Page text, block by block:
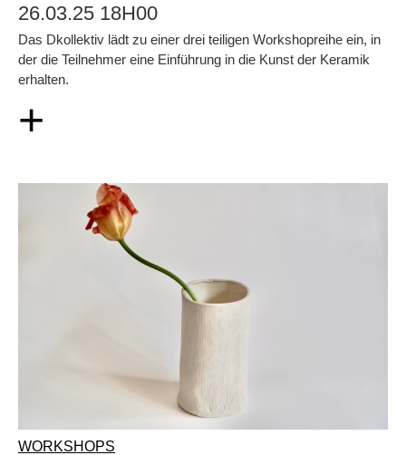
26.03.25 18H00
Das Dkollektiv lädt zu einer drei teiligen Workshopreihe ein, in
der die Teilnehmer eine Einführung in die Kunst der Keramik
erhalten.
+
WORKSHOPS